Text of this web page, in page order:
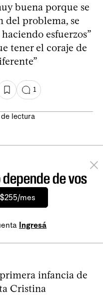
buena porque se
del problema, se
esfuerzos”
tener el coraje de
1
lectura
de vos
mes
Ingresá
infancia de
Cristina